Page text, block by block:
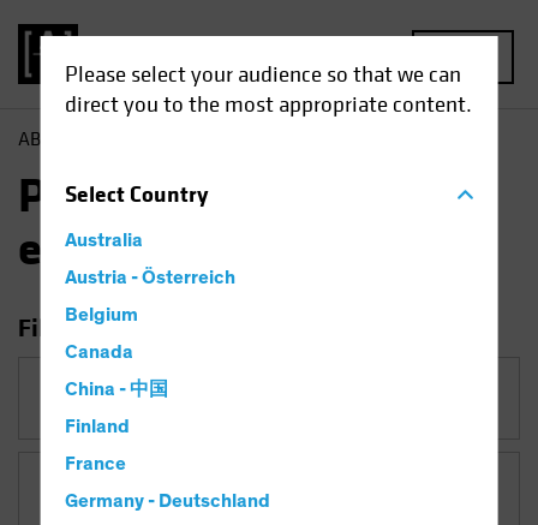
Please select your audience so that we can
direct you to the most appropriate content.
SelectCountry
Australia
Austria - Österreich
Belgium
Canada
China - 中国
Finland
France
Germany - Deutschland
AB
Perspectivas
económicas
Filtrar por
Categoría
Tema